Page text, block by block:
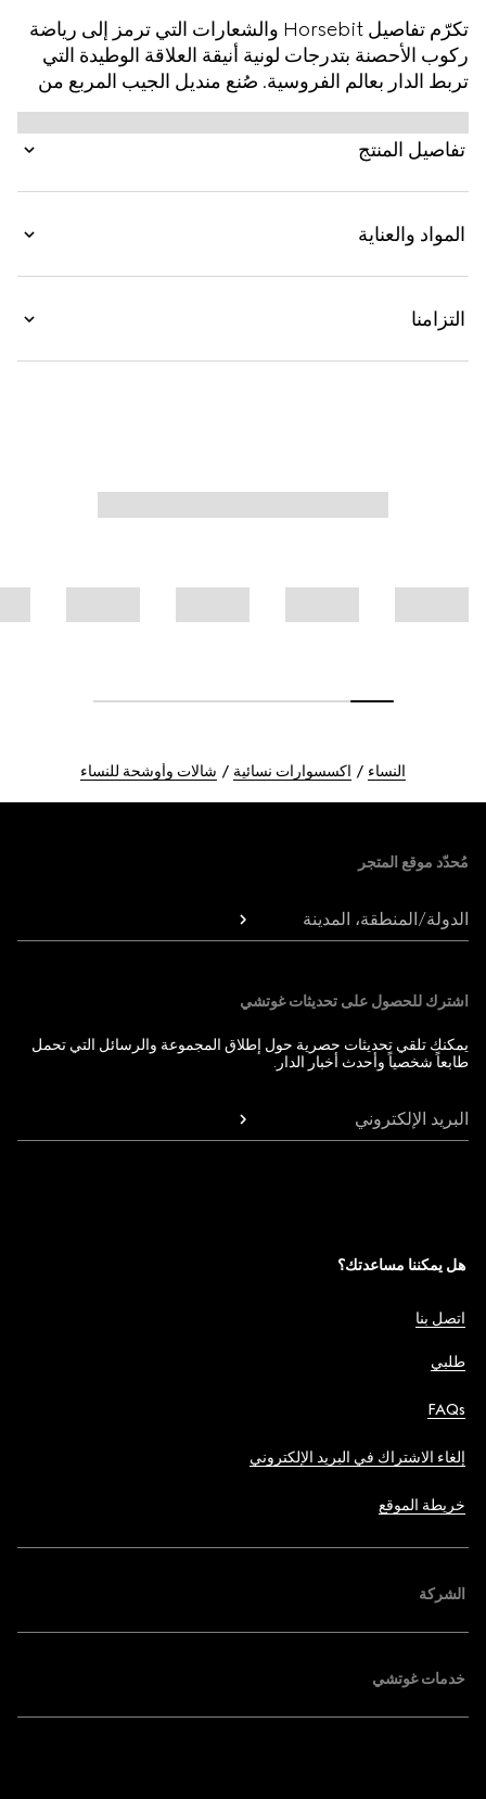
تكرّم تفاصيل Horsebit والشعارات التي ترمز إلى رياضة
ركوب الأحصنة بتدرجات لونية أنيقة العلاقة الوطيدة التي
تربط الدار بعالم الفروسية. صُنع منديل الجيب المربع من
تويل الحرير ويتميّز بطبعة أحزمة وشعار Horsebit على
كامل القماش.
تفاصيل المنتج
المواد والعناية
التزامنا
النساء اكسسوارات نسائية شالات وأوشحة للنساء
مُحدّد موقع المتجر
الدولة/المنطقة، المدينة
اشترك للحصول على تحديثات غوتشي
يمكنك تلقي تحديثات حصرية حول إطلاق المجموعة والرسائل التي تحمل
طابعاً شخصياً وأحدث أخبار الدار.
البريد الإلكتروني
هل يمكننا مساعدتك؟
اتصل بنا
طلبي
FAQs
إلغاء الاشتراك في البريد الإلكتروني
خريطة الموقع
الشركة
خدمات غوتشي